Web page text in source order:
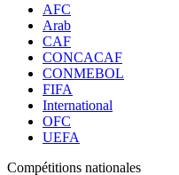
AFC
Arab
CAF
CONCACAF
CONMEBOL
FIFA
International
OFC
UEFA
Compétitions nationales